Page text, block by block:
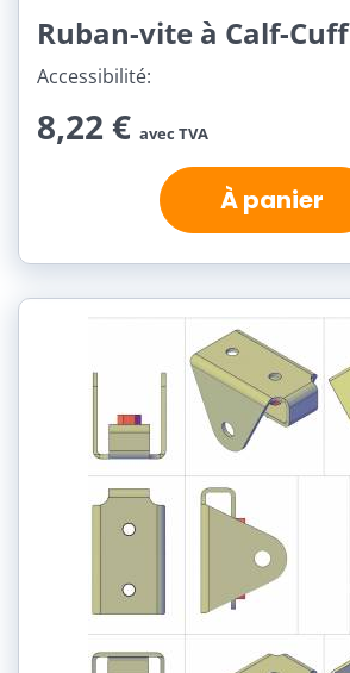
Ruban-vite à Calf-Cuff
Accessibilité:
8,22 € avec TVA
À panier